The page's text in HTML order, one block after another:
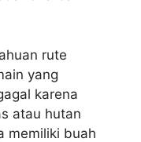
rute
yang
karena
atau hutan
memiliki buah